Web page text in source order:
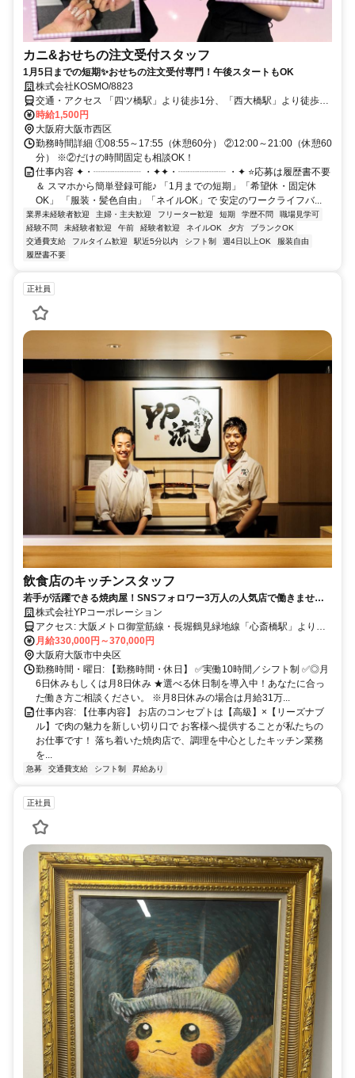
カニ&おせちの注文受付スタッフ
1月5日までの短期✨おせちの注文受付専門！午後スタートもOK
株式会社KOSMO/8823
交通・アクセス 「四ツ橋駅」より徒歩1分、「西大橋駅」より徒歩3
分、「心斎橋駅」より徒歩5分
時給1,500円
大阪府大阪市西区
勤務時間詳細 ①08:55～17:55（休憩60分） ②12:00～21:00（休憩60
分） ※②だけの時間固定も相談OK！
仕事内容 ✦・┈┈┈┈┈ ・✦✦・┈┈┈┈┈ ・✦ ⭐応募は履歴書不要
＆ スマホから簡単登録可能♪ 「1月までの短期」「希望休・固定休
OK」 「服装・髪色自由」「ネイルOK」で 安定のワークライフバ...
業界未経験者歓迎 主婦・主夫歓迎 フリーター歓迎 短期 学歴不問
職場見学可
経験不問
未経験者歓迎 午前 経験者歓迎 ネイルOK 夕方
ブランクOK
交通費支給
フルタイム歓迎 駅近5分以内 シフト制 週4日以上OK
服装自由
履歴書不要
正社員
飲食店のキッチンスタッフ
若手が活躍できる焼肉屋！SNSフォロワー3万人の人気店で働きません
か？株式会社YPコーポレーション
アクセス: 大阪メトロ御堂筋線・長堀鶴見緑地線「心斎橋駅」より徒
歩1分 大阪メトロ四つ橋線「四ツ橋駅」より徒歩3分
月給330,000円～370,000円
大阪府大阪市中央区
勤務時間・曜日: 【勤務時間・休日】 ✅実働10時間／シフト制 ✅◎月
6日休みもしくは月8日休み ★選べる休日制を導入中！あなたに合っ
た働き方ご相談ください。 ※月8日休みの場合は月給31万...
仕事内容: 【仕事内容】 お店のコンセプトは【高級】×【リーズナブ
ル】で肉の魅力を新しい切り口で お客様へ提供することが私たちの
お仕事です！ 落ち着いた焼肉店で、調理を中心としたキッチン業務
を...
急募 交通費支給 シフト制 昇給あり
正社員